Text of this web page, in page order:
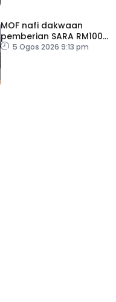
MOF nafi dakwaan
pemberian SARA RM100
sempena Hari Kebangsaan
5 Ogos 2026 9:13 pm